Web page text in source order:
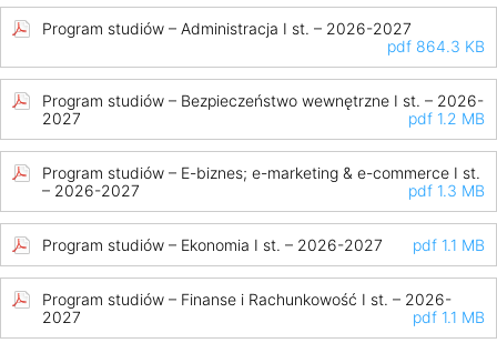
Program studiów – Administracja I st. – 2026-2027
pdf 864.3 KB
Program studiów – Bezpieczeństwo wewnętrzne I st. – 2026-
2027
pdf 1.2 MB
Program studiów – E-biznes; e-marketing & e-commerce I st.
– 2026-2027
pdf 1.3 MB
Program studiów – Ekonomia I st. – 2026-2027 pdf 1.1 MB
Program studiów – Finanse i Rachunkowość I st. – 2026-
2027
pdf 1.1 MB